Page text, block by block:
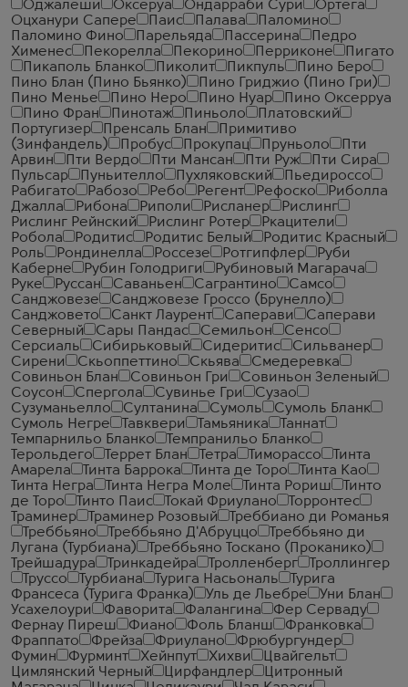
Оджалеши
Оксеруа Ондарраби Сури
Ортега
Оцханури Сапере
Паис Палава
Паломино
Паломино Фино
Парельяда Пассерина
Педро
Хименес
Пекорелла Пекорино Перриконе
Пигато
Пикаполь Бланко
Пиколит Пикпуль
Пино Беро
Пино Блан (Пино Бьянко)
Пино Гриджио (Пино Гри)
Пино Менье
Пино Неро Пино Нуар
Пино Оксерруа
Пино Фран
Пинотаж Пиньоло
Платовский
Португизер
Пренсаль Блан
Примитиво
(Зинфандель)
Пробус Прокупац Пруньоло
Пти
Арвин
Пти Вердо Пти Мансан Пти Руж
Пти Сира
Пульсар
Пуньителло Пухляковский
Пьедироссо
Рабигато
Рабозо Ребо Регент Рефоско
Риболла
Джалла
Рибона Риполи Рисланер
Рислинг
Рислинг Рейнский
Рислинг Ротер
Ркацители
Робола
Родитис Родитис Белый
Родитис Красный
Роль
Рондинелла Россезе Ротгипфлер
Руби
Каберне
Рубин Голодриги
Рубиновый Магарача
Руке
Руссан Саваньен Сагрантино
Самсо
Санджовезе
Санджовезе Гроссо (Брунелло)
Санджовето
Санкт Лаурент Саперави
Саперави
Северный
Сары Пандас Семильон
Сенсо
Серсиаль
Сибирьковый Сидеритис
Сильванер
Сирени
Скьоппеттино Скьява
Смедеревка
Совиньон Блан
Совиньон Гри
Совиньон Зеленый
Соусон
Спергола Сувинье Гри
Сузао
Сузуманьелло
Султанина Сумоль
Сумоль Бланк
Сумоль Негре
Тавквери Тамьяника
Таннат
Темпарнильо Бланко
Темпранильо Бланко
Терольдего
Террет Блан Тетра Тиморассо
Тинта
Амарела
Тинта Баррока Тинта де Торо
Тинта Као
Тинта Негра
Тинта Негра Моле Тинта Рориш
Тинто
де Торо
Тинто Паис Токай Фриулано
Торронтес
Траминер
Траминер Розовый
Треббиано ди Романья
Треббьяно
Треббьяно Д'Абруццо
Треббьяно ди
Лугана (Турбиана)
Треббьяно Тоскано (Проканико)
Трейшадура
Тринкадейра Тролленберг
Троллингер
Труссо
Турбиана Турига Насьональ
Турига
Франсеса (Турига Франка)
Уль де Льебре
Уни Блан
Усахелоури
Фаворита Фалангина
Фер Серваду
Фернау Пиреш
Фиано Фоль Бланш
Франковка
Фраппато
Фрейза Фриулано
Фрюбургундер
Фумин
Фурминт Хейнпут Хихви
Цвайгельт
Цимлянский Черный
Цирфандлер
Цитронный